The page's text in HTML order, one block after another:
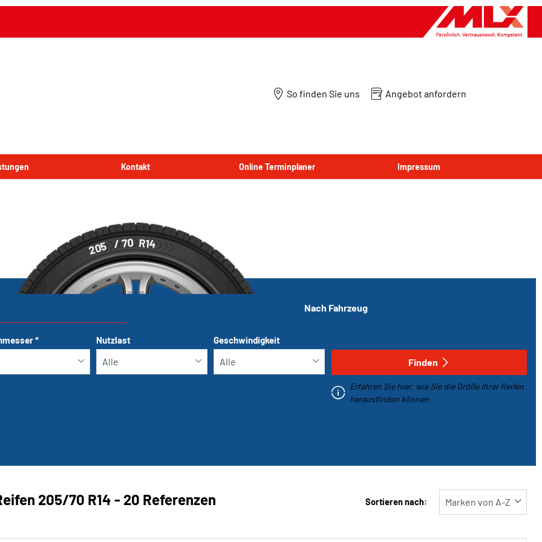
So finden Sie uns Angebot anfordern
Kontakt Online Terminplaner Impressum
205 / 70 R14
Nach Fahrzeug
* Nutzlast Geschwindigkeit
Finden
Erfahren Sie hier, wie Sie die Größe Ihrer Reifen
herausfinden können.
‎205/70 R14 - 20 Referenzen Sortieren nach: